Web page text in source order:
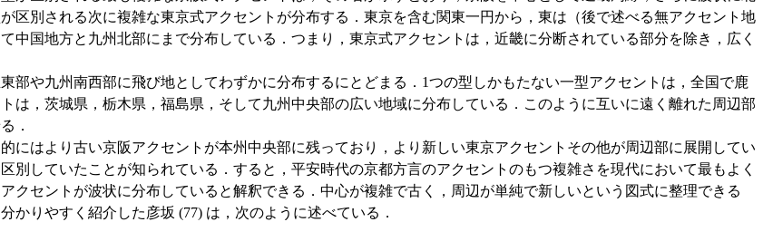
区別される次に複雑な東京式アクセントが分布する．東京を含む関東一円から，東は（後で述べる無アクセント地
中国地方と九州北部にまで分布している．つまり，東京式アクセントは，近畿に分断されている部分を除き，広く
や九州南西部に飛び地としてわずかに分布するにとどまる．1つの型しかもたない一型アクセントは，全国で鹿
は，茨城県，栃木県，福島県，そして九州中央部の広い地域に分布している．このように互いに遠く離れた周辺部
．
はより古い京阪アクセントが本州中央部に残っており，より新しい東京アクセントその他が周辺部に展開してい
別していたことが知られている．すると，平安時代の京都方言のアクセントのもつ複雑さを現代において最もよく
クセントが波状に分布していると解釈できる．中心が複雑で古く，周辺が単純で新しいという図式に整理できる
りやすく紹介した彦坂 (77) は，次のように述べている．